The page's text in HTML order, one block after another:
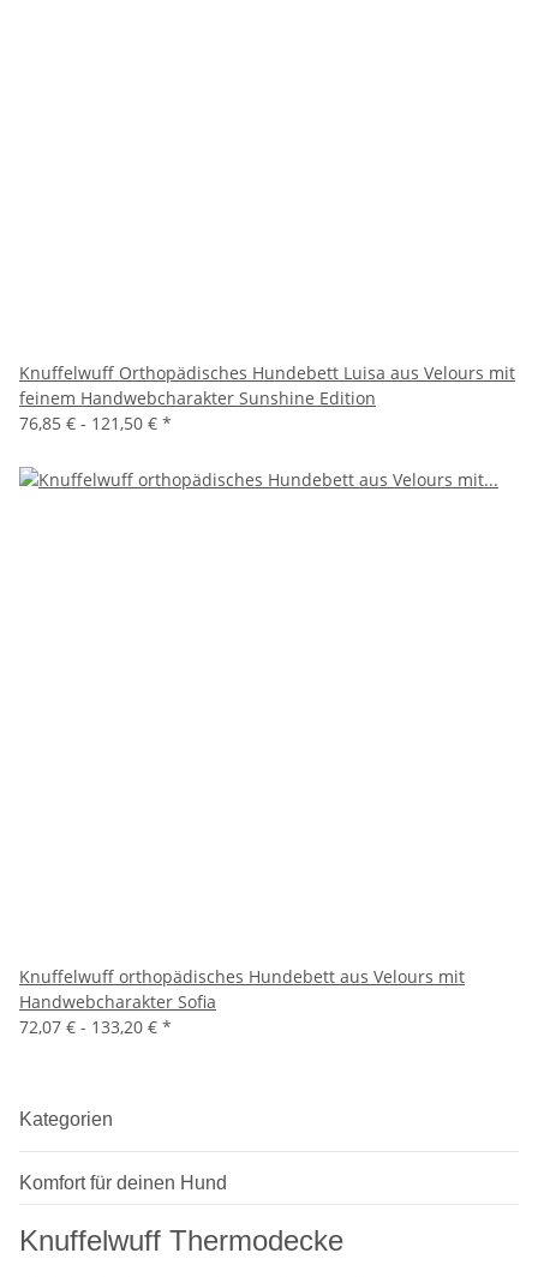
Knuffelwuff Orthopädisches Hundebett Luisa aus Velours mit
feinem Handwebcharakter Sunshine Edition
76,85 € - 121,50 € *
Knuffelwuff orthopädisches Hundebett aus Velours mit
Handwebcharakter Sofia
72,07 € - 133,20 € *
Kategorien
Komfort für deinen Hund
Knuffelwuff Thermodecke